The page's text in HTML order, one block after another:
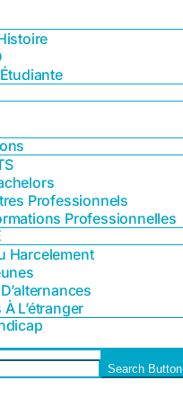
Professionnels
Professionnelles
Harcelement
L’étranger
Search Button